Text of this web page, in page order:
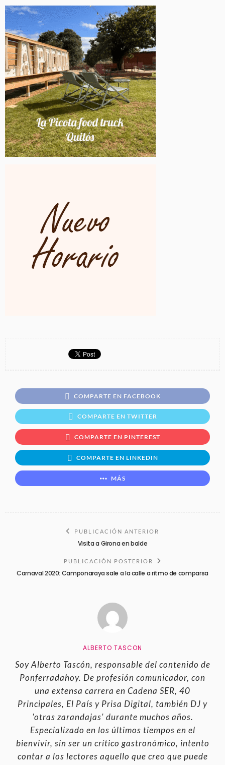
COMPARTE EN FACEBOOK
COMPARTE EN TWITTER
COMPARTE EN PINTEREST
COMPARTE EN LINKEDIN
MÁS
PUBLICACIÓN ANTERIOR
Visita a Girona en balde
PUBLICACIÓN POSTERIOR
Carnaval 2020: Camponaraya sale a la calle a ritmo de comparsa
ALBERTO TASCON
Soy Alberto Tascón, responsable del contenido de
Ponferradahoy. De profesión comunicador, con
una extensa carrera en Cadena SER, 40
Principales, El País y Prisa Digital, también DJ y
'otras zarandajas' durante muchos años.
Especializado en los últimos tiempos en el
bienvivir, sin ser un crítico gastronómico, intento
contar a los lectores aquello que creo que puede